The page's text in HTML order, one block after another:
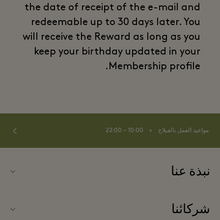
the date of receipt of the e-mail and
redeemable up to 30 days later. You
will receive the Reward as long as you
keep your birthday updated in your
Membership profile.
مواعيد العمل بالفيلاج ⬩
10:00 – 22:00
نبذة عنا
نبذة عن لا روكا فيلاج (La Roca Village)
شركائنا